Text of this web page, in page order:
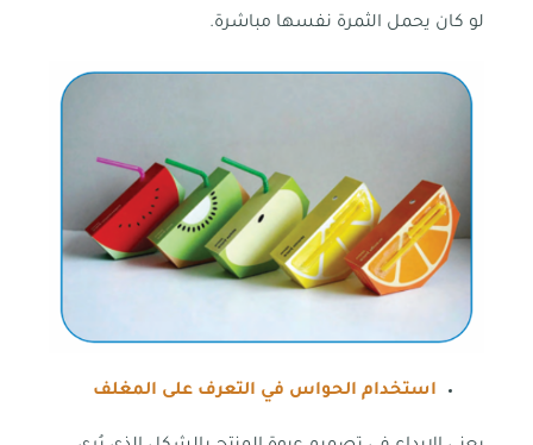
لو كان يحمل الثمرة نفسها مباشرة.
استخدام الحواس في التعرف على المغلف